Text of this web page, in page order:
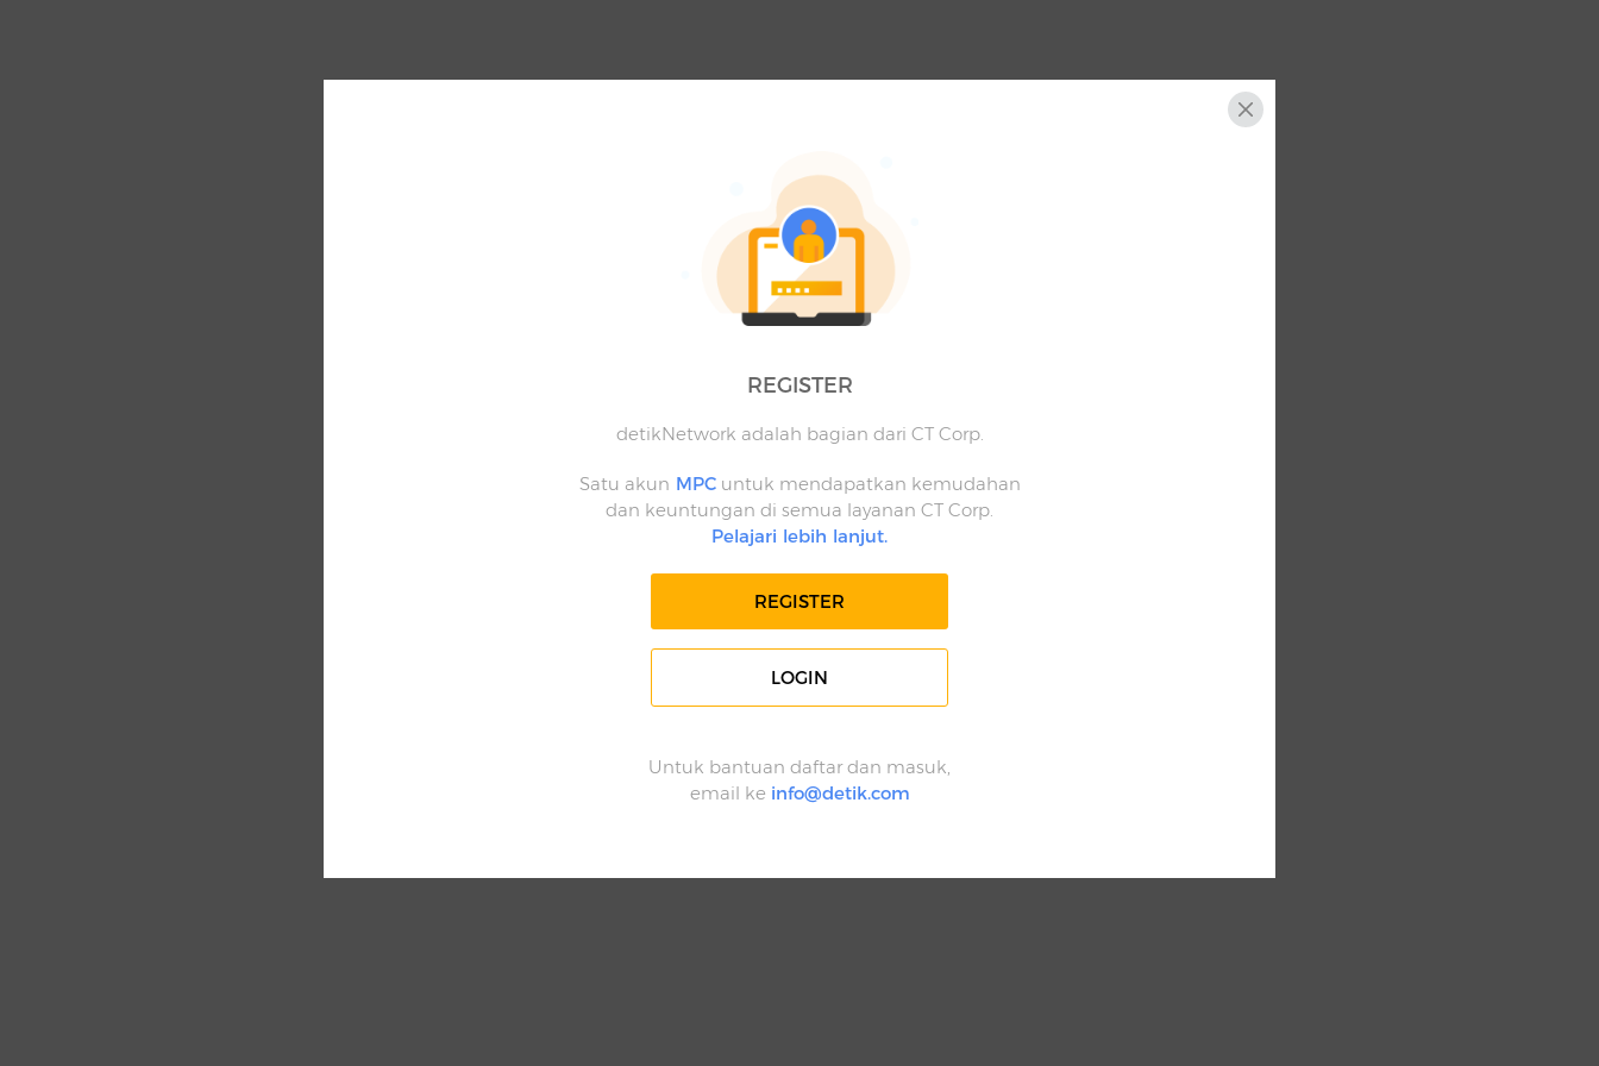
REGISTER
detikNetwork adalah bagian dari CT Corp.
Satu akun MPCuntuk mendapatkan kemudahan
dan keuntungan di semua layanan CT Corp.
Pelajari lebih lanjut.
REGISTER
LOGIN
Untuk bantuan daftar dan masuk,
email ke info@detik.com